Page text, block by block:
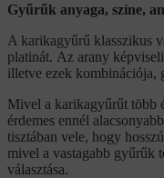
Gyűrűk anyaga, színe,
A karikagyűrű klasszikus
platinát. Az arany
illetve ezek kombinációja,
Mivel a karikagyűrűt több
érdemes ennél
tisztában vele, hogy
mivel a vastagabb gyűrűk
választása.